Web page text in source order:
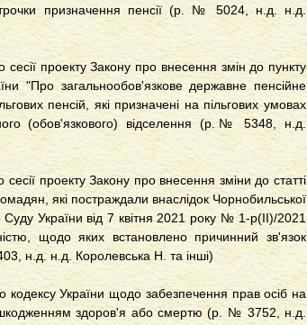
призначення пенсії (р. № 5024, н.д. н.д.
проекту Закону про внесення змін до пункту
"Про загальнообов'язкове державне пенсійне
пенсій, які призначені на пільгових умовах
(обов'язкового) відселення (р.№ 5348, н.д.
проекту Закону про внесення зміни до статті
які постраждали внаслідок Чорнобильської
України від 7 квітня 2021 року № 1-р(ІІ)/2021
щодо яких встановлено причинний зв'язок
н.д. н.д. Королевська Н. та інші)
України щодо забезпечення прав осіб на
здоров'я або смертю (р. № 3752, н.д.